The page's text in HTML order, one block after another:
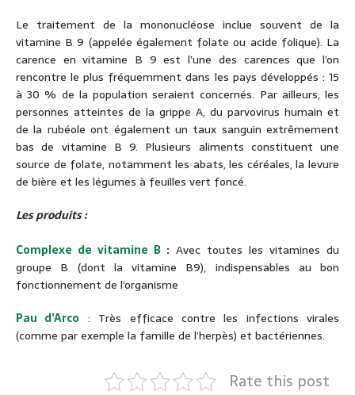
Le traitement de la mononucléose inclue souvent de la
vitamine B 9 (appelée également folate ou acide folique). La
carence en vitamine B 9 est l’une des carences que l’on
rencontre le plus fréquemment dans les pays développés : 15
à 30 % de la population seraient concernés. Par ailleurs, les
personnes atteintes de la grippe A, du parvovirus humain et
de la rubéole ont également un taux sanguin extrêmement
bas de vitamine B 9. Plusieurs aliments constituent une
source de folate, notamment les abats, les céréales, la levure
de bière et les légumes à feuilles vert foncé.
Les produits :
Complexe de vitamine B : Avec toutes les vitamines du
groupe B (dont la vitamine B9), indispensables au bon
fonctionnement de l’organisme
Pau d’Arco : Très efficace contre les infections virales
(comme par exemple la famille de l’herpès) et bactériennes.
Rate this post